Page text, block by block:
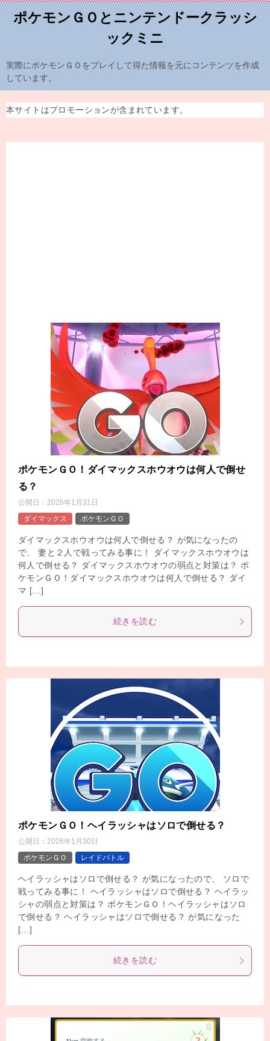
ポケモンＧＯとニンテンドークラッシ
ックミニ
実際にポケモンＧＯをプレイして得た情報を元にコンテンツを作成
しています。
本サイトはプロモーションが含まれています。
ポケモンＧＯ！ダイマックスホウオウは何人で倒せ
る？
公開日： 2026年1月31日
ダイマックス
ポケモンＧＯ
ダイマックスホウオウは何人で倒せる？ が気になったの
で、 妻と２人で戦ってみる事に！ ダイマックスホウオウは
何人で倒せる？ ダイマックスホウオウの弱点と対策は？ ポ
ケモンＧＯ！ダイマックスホウオウは何人で倒せる？ ダイ
マ […]
続きを読む
ポケモンＧＯ！ヘイラッシャはソロで倒せる？
公開日： 2026年1月30日
ポケモンＧＯ
レイドバトル
ヘイラッシャはソロで倒せる？ が気になったので、 ソロで
戦ってみる事に！ ヘイラッシャはソロで倒せる？ ヘイラッ
シャの弱点と対策は？ ポケモンＧＯ！ヘイラッシャはソロ
で倒せる？ ヘイラッシャはソロで倒せる？ が気になった
[…]
続きを読む